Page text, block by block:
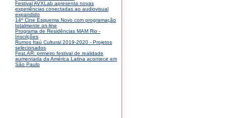
Festival AVXLab apresenta novas
experiências conectadas ao audiovisual
expandido
14º Cine Esquema Novo com programação
totalmente on-line
Programa de Residências MAM Rio -
Inscrições
Rumos Itaú Cultural 2019-2020 - Projetos
selecionados
Fest.AR: primeiro festival de realidade
aumentada da América Latina acontece em
São Paulo